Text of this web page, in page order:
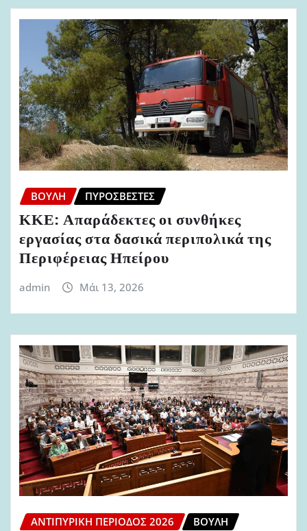
ΒΟΥΛΉ ΠΥΡΟΣΒΈΣΤΕΣ
ΚΚΕ: Απαράδεκτες οι συνθήκες
εργασίας στα δασικά περιπολικά της
Περιφέρειας Ηπείρου
admin Μάι 13, 2026
ΑΝΤΙΠΥΡΙΚΉ ΠΕΡΊΟΔΟΣ 2026
ΒΟΥΛΉ